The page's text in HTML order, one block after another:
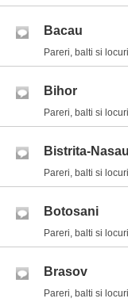
Bacau
Pareri, balti si
Bihor
Pareri, balti si
Bistrita-
Pareri, balti si
Botosani
Pareri, balti si
Brasov
Pareri, balti si